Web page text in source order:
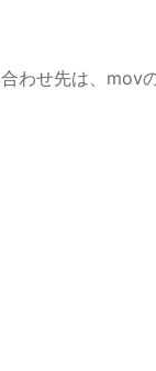
わせ先は、mov